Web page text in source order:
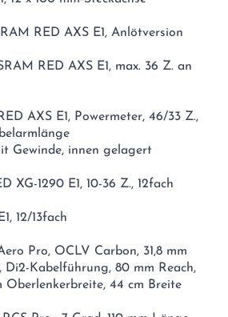
RED AXS E1, Anlötversion
RED AXS E1, max. 36 Z. an
AXS E1, Powermeter, 46/33 Z.,
Gewinde, innen gelagert
XG-1290 E1, 10-36 Z., 12fach
12/13fach
Pro, OCLV Carbon, 31,8 mm
Di2-Kabelführung, 80 mm Reach,
Oberlenkerbreite, 44 cm Breite